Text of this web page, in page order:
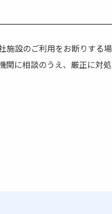
設のご利用をお断りする場
関に相談のうえ、厳正に対処